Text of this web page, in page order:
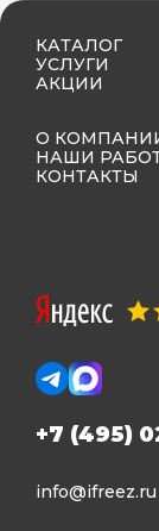
КАТАЛОГ
УСЛУГИ
АКЦИИ
О
НАШИ
КОНТАКТЫ
+7 (495)
info@ifreez.ru